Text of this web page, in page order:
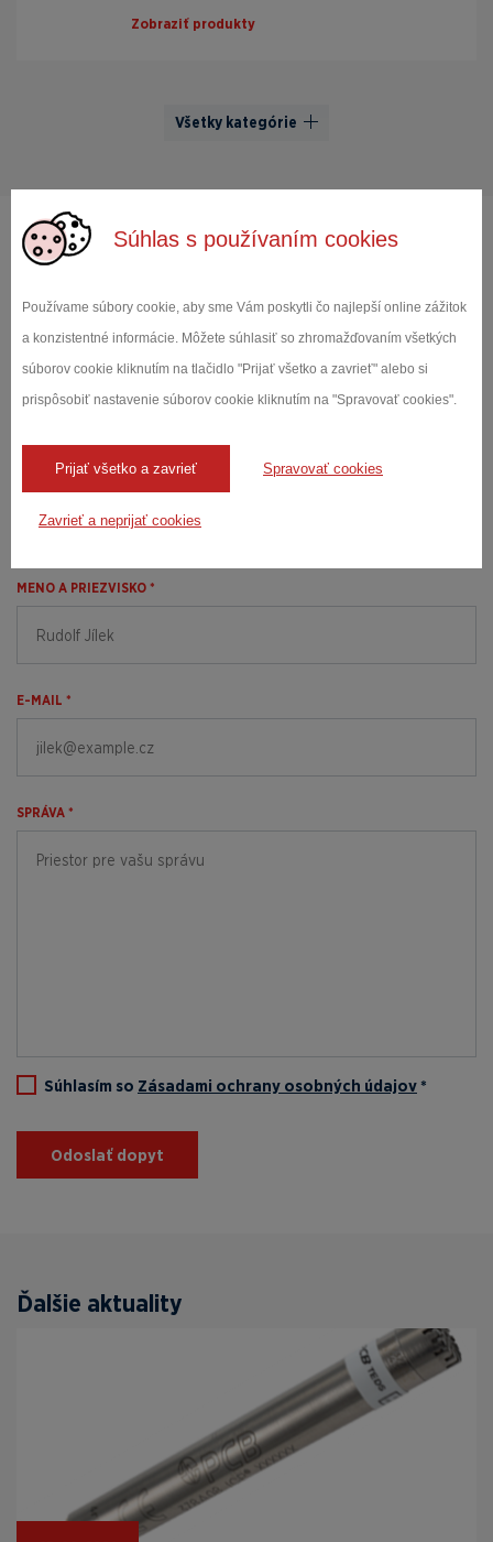
Súhlas s používaním cookies
Používame súbory cookie, aby sme Vám poskytli čo najlepší online zážitok
a konzistentné informácie. Môžete súhlasiť so zhromažďovaním všetkých
súborov cookie kliknutím na tlačidlo "Prijať všetko a zavrieť" alebo si
prispôsobiť nastavenie súborov cookie kliknutím na "Spravovať cookies".
Prijať všetko a zavrieť Spravovať cookies
Zavrieť a neprijať cookies
Zobraziť produkty
Všetky kategórie
Obráťte sa na našich
odborníkov
Miroslava
zc.edartiak@liam
Dopytový
MENO A PRIEZVISKO *
E-MAIL *
SPRÁVA *
Súhlasím so Zásadami ochrany osobných údajov *
Odoslať dopyt
Ďalšie aktuality